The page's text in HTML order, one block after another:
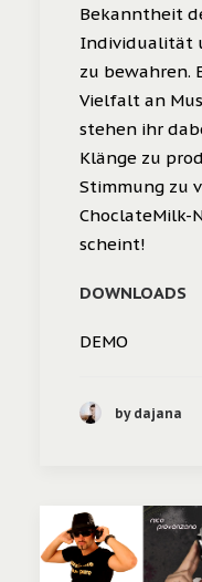
Bekanntheit
Individualität
zu bewahren.
Vielfalt an
stehen ihr
Klänge zu
Stimmung zu
ChoclateMilk-
scheint!
DOWNLOADS
DEMO
by dajana